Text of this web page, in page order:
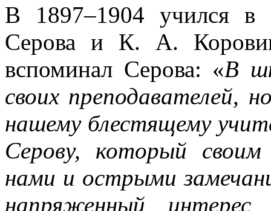
В 1897–1904 учился
Серова и К. А.
вспоминал Серова: «В
своих преподавателей,
нашему блестящему
Серову, который
нами и острыми
напряженный